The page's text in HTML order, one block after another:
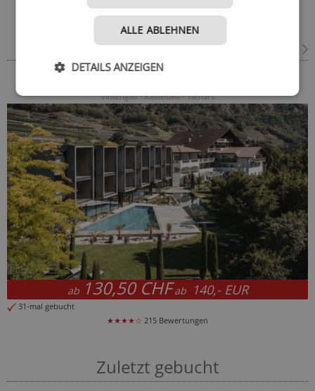
Bestseller
Am häufigsten gebucht
Vinschgau - Kastelbell - Tschars
ab130,50 CHFab 140,- EUR
31-mal gebucht
★★★★☆ 215 Bewertungen
Zuletzt gebucht
ALLE ABLEHNEN
DETAILS ANZEIGEN